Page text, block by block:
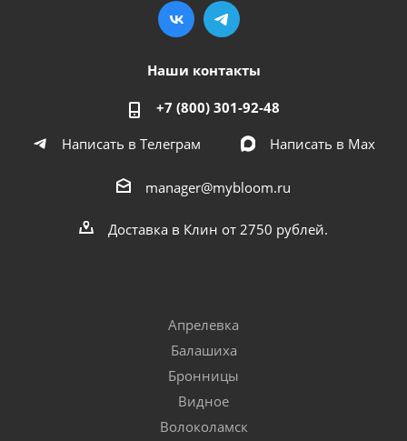
Наши контакты
+7 (800) 301-92-48
Написать в Телеграм
Написать в Мах
manager@mybloom.ru
Доставка в Клин от 2750 рублей.
Апрелевка
Балашиха
Бронницы
Видное
Волоколамск